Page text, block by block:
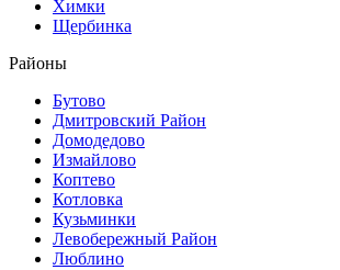
Химки
Щербинка
Районы
Бутово
Дмитровский Район
Домодедово
Измайлово
Коптево
Котловка
Кузьминки
Левобережный Район
Люблино